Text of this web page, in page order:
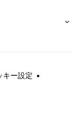
キー設定